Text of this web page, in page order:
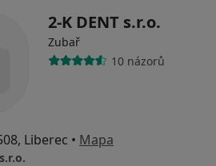
2-K DENT s.r.o.
Zubař
10 názorů
Liberec • Mapa